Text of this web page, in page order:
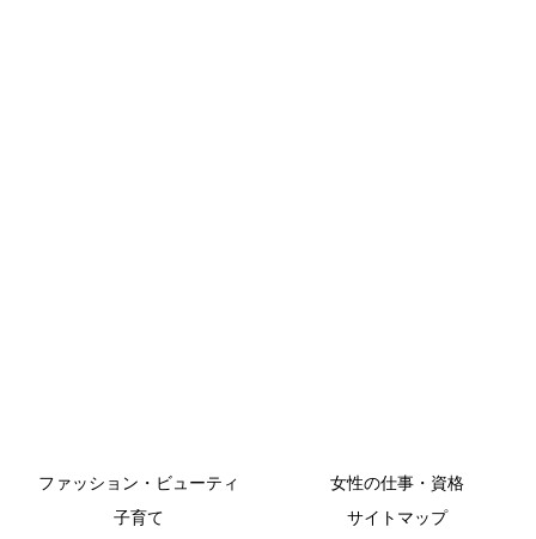
ファッション・ビューティ
女性の仕事・資格
子育て
サイトマップ